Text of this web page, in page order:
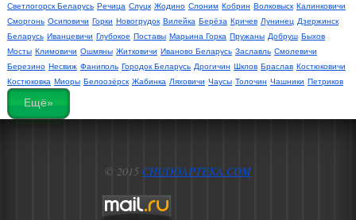
Светлогорск Беларусь Речица Слуцк Жодино Слоним Кобрин Волковыск Калинковичи
Сморгонь Осиповичи Горки Новогрудок Вилейка Берёза Кричев Лунинец Дзержинск
Беларусь Иванцевичи Глубокое Поставы Марьина Горка Пружаны Добруш Быхов
Мосты Климовичи Ошмяны Житковичи Иваново Беларусь Заславль Смолевичи
Березино Несвиж Фаниполь Городок Беларусь Дрогичин Шклов Браслав Костюковичи
Костюковка Миоры Белоозёрск Жабинка Ляховичи Чаусы Толочин Чашники Петриков
Ещё»
© 2015 CHUDOAPTEKA.COM